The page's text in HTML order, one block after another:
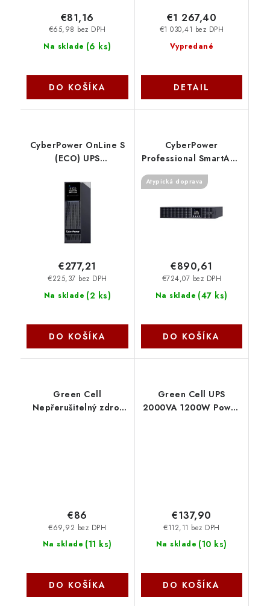
Na sklade (6 ks)
€65,98 bez DPH
€81,16
DO KOŠÍKA
Vypredané
€1 030,41 bez DPH
€1 267,40
DETAIL
CyberPower OnLine S
(ECO) UPS
OLS1KECR Cyber
Power Systems
Na sklade (2 ks)
€225,37 bez DPH
€277,21
DO KOŠÍKA
CyberPower
Professional SmartApp
OnLine S
3000VA/2700W,2U
Cyber Power Systems
Atypická doprava
Na sklade (47 ks)
€724,07 bez DPH
€890,61
DO KOŠÍKA
Green Cell
Nepřerušitelný zdroj
Na sklade (11 ks)
€69,92 bez DPH
€86
DO KOŠÍKA
Green Cell UPS
2000VA 1200W Power
Na sklade (10 ks)
€112,11 bez DPH
€137,90
DO KOŠÍKA